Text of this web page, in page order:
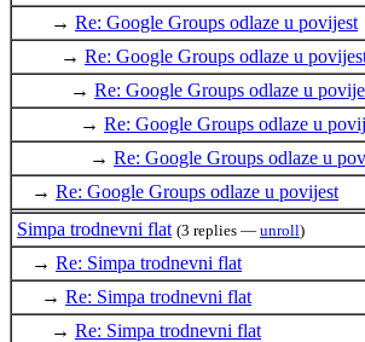
→ Re: Google Groups odlaze u povijest
→ Re: Google Groups odlaze u
→ Re: Google Groups odlaze u
→ Re: Google Groups odlaze u
→ Re: Google Groups odlaze u
→ Re: Google Groups odlaze u povijest
Simpa trodnevni flat (3 replies — unroll)
→ Re: Simpa trodnevni flat
→ Re: Simpa trodnevni flat
→ Re: Simpa trodnevni flat